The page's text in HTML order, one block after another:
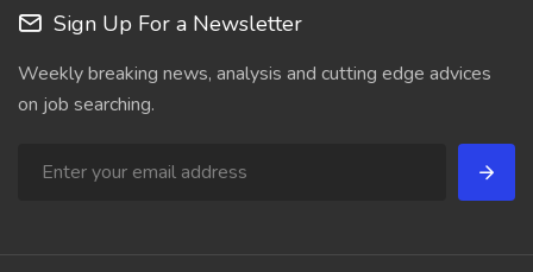
Sign Up For a Newsletter
Weekly breaking news, analysis and cutting edge advices
on job searching.